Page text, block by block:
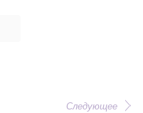
Следующее